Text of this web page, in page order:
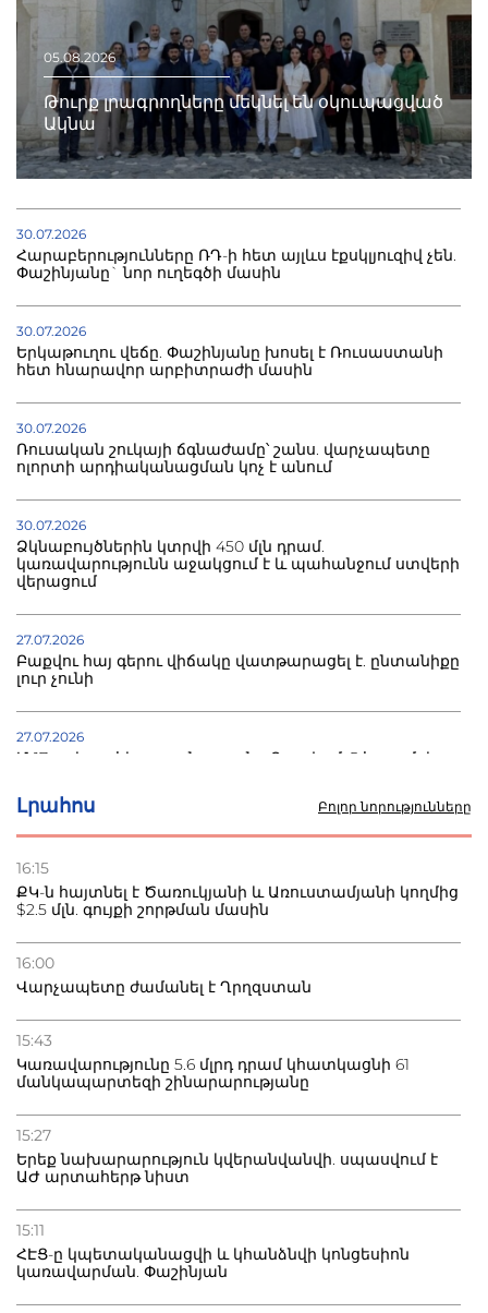
Լրահոս Բոլոր նորությունները
16:15
ՔԿ-ն հայտնել է Ծառուկյանի և Առուստամյանի կողմից
$2.5 մլն. գույքի շորթման մասին
16:00
Վարչապետը ժամանել է Ղրղզստան
15:43
Կառավարությունը 5.6 մլրդ դրամ կհատկացնի 61
մանկապարտեզի շինարարությանը
15:27
Երեք նախարարություն կվերանվանվի. սպասվում է
ԱԺ արտահերթ նիստ
15:11
ՀԷՑ-ը կպետականացվի և կհանձնվի կոնցեսիոն
կառավարման. Փաշինյան
05.08.2026
Թուրք լրագրողները մեկնել են օկուպացված
Ակնա
30.07.2026
Հարաբերությունները ՌԴ-ի հետ այլևս էքսկլյուզիվ չեն.
Փաշինյանը` նոր ուղեգծի մասին
30.07.2026
Երկաթուղու վեճը. Փաշինյանը խոսել է Ռուսաստանի
հետ հնարավոր արբիտրաժի մասին
30.07.2026
Ռուսական շուկայի ճգնաժամը՝ շանս. վարչապետը
ոլորտի արդիականացման կոչ է անում
30.07.2026
Ձկնաբույծներին կտրվի 450 մլն դրամ.
կառավարությունն աջակցում է և պահանջում ստվերի
վերացում
27.07.2026
Բաքվու հայ գերու վիճակը վատթարացել է. ընտանիքը
լուր չունի
27.07.2026
Մ-17 աշխարհի առաջնությունը Բաքվում. 5 հայ ըմբիշ
22.07.2026
տուժածներ կան
բնակվել Ռուսաստանում
Բաքվի բանտից գեներալ Մանուկյանը դիմել է
Փաշինյանին